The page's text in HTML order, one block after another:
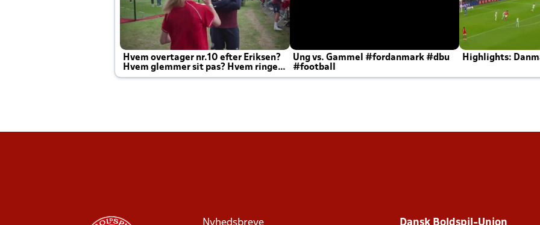
Hvem overtager nr.10 efter Eriksen?
Hvem glemmer sit pas? Hvem ringer
Joachim altid til efter kampe?
Ung vs. Gammel #fordanmark #dbu
#football
Highlights: